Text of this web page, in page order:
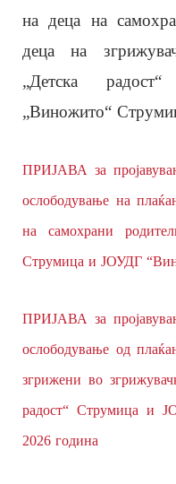
на деца на
деца на
„Детска
„Виножито“
ПРИЈАВА за
ослободување на
на самохрани
Струмица и ЈОУДГ
ПРИЈАВА за
ослободување од
згрижени во
радост“ Струмица и
2026 година